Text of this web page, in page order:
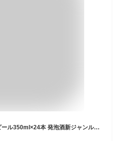
淡麗プラチナダブル キリン ビール350ml×24本 発泡酒新ジャンル プリン体ゼロ 糖質ゼロ